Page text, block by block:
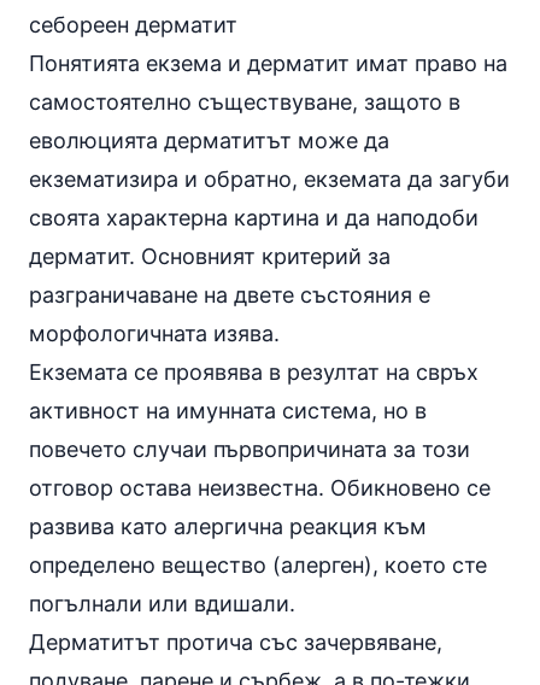
себореен дерматит
Понятията екзема и дерматит имат право на
самостоятелно съществуване, защото в
еволюцията дерматитът може да
екзематизира и обратно, екземата да загуби
своята характерна картина и да наподоби
дерматит. Основният критерий за
разграничаване на двете състояния е
морфологичната изява.
Екземата се проявява в резултат на свръх
активност на имунната система, но в
повечето случаи първопричината за този
отговор остава неизвестна. Обикновено се
развива като алергична реакция към
определено вещество (алерген), което сте
погълнали или вдишали.
Дерматитът протича със зачервяване,